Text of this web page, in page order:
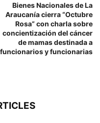
Bienes Nacionales de La
Araucanía cierra “Octubre
Rosa” con charla sobre
concientización del cáncer
de mamas destinada a
funcionarios y funcionarias